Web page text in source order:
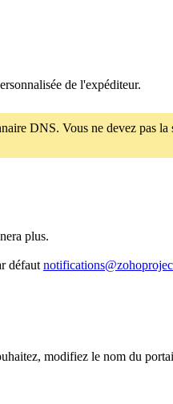
de l'expéditeur.
DNS. Vous ne devez pas
plus.
défaut
modifiez le nom du